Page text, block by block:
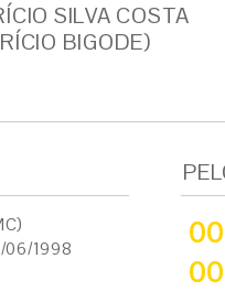
SILVA COSTA
BIGODE)
06/1998
00
00